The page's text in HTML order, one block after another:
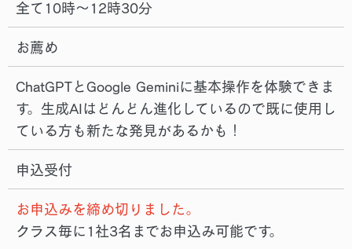
全て10時～12時30分
お薦め
ChatGPTとGoogle Geminiに基本操作を体験できま
す。生成AIはどんどん進化しているので既に使用し
ている方も新たな発見があるかも！
申込受付
お申込みを締め切りました。
クラス毎に1社3名までお申込み可能です。